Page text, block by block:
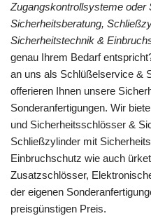
Zugangskontrollsysteme oder
Sicherheitsberatung,
Sicherheitstechnik &
genau Ihrem Bedarf
an uns als Schlüßelservice &
offerieren Ihnen unsere
Sonderanfertigungen. Wir
und Sicherheitsschlösser &
Schließzylinder mit
Einbruchschutz wie auch
Zusatzschlösser,
der eigenen
preisgünstigen Preis.